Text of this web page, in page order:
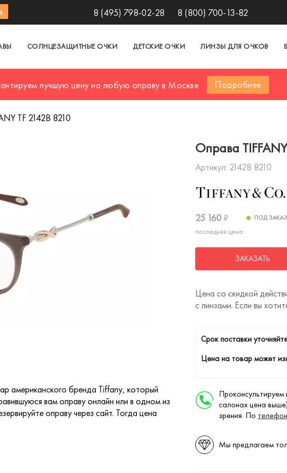
8 (495) 798-02-28 8 (800) 700-13-82
СОЛНЦЕЗАЩИТНЫЕ ОЧКИ ДЕТСКИЕ ОЧКИ ЛИНЗЫ ДЛЯ ОЧКОВ
лучшую цену на любую оправу в Москве Подробнее
TF 2142B 8210
Оправа
Артикул: 2142B 8210
25 160 ₽
последняя цена
ПОД ЗАКАЗ
ЗАКАЗАТЬ
Цена со скидкой
с линзами. Если вы
Cрок поставки
Цена на товар может
салонах цена
зрения. По
Мы предлагаем
американского бренда Tiffany, который
вам оправу онлайн или в одном из
оправу через сайт. Тогда цена